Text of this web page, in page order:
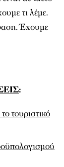
τι λέμε.
Έχουμε
:
τουριστικό